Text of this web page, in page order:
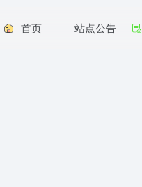
首页 站点公告